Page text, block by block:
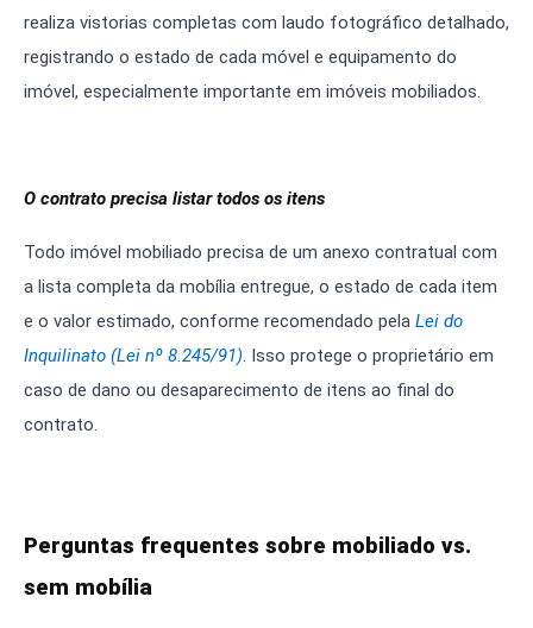
realiza vistorias completas com laudo fotográfico detalhado,
registrando o estado de cada móvel e equipamento do
imóvel, especialmente importante em imóveis mobiliados.
O contrato precisa listar todos os itens
Todo imóvel mobiliado precisa de um anexo contratual com
a lista completa da mobília entregue, o estado de cada item
e o valor estimado, conforme recomendado pela Lei do
Inquilinato (Lei nº 8.245/91). Isso protege o proprietário em
caso de dano ou desaparecimento de itens ao final do
contrato.
Perguntas frequentes sobre mobiliado vs.
sem mobília